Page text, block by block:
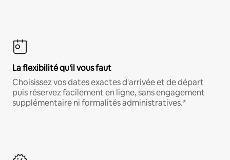
La flexibilité qu'il vous faut
Choisissez vos dates exactes d'arrivée et de départ
puis réservez facilement en ligne, sans engagement
supplémentaire ni formalités administratives.*